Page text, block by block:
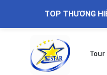
TOP THƯƠNG